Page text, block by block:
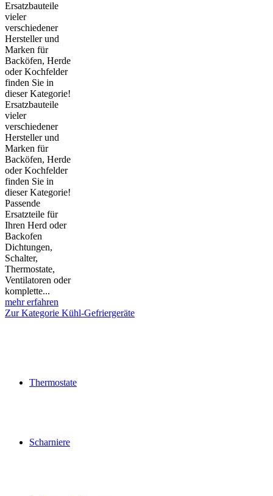
Ersatzbauteile
vieler
verschiedener
Hersteller und
Marken für
Backöfen, Herde
oder Kochfelder
finden Sie in
dieser Kategorie!
Ersatzbauteile
vieler
verschiedener
Hersteller und
Marken für
Backöfen, Herde
oder Kochfelder
finden Sie in
dieser Kategorie!
Passende
Ersatzteile für
Ihren Herd oder
Backofen
Dichtungen,
Schalter,
Thermostate,
Ventilatoren oder
komplette...
mehr erfahren
Zur Kategorie Kühl-Gefriergeräte
Thermostate
Scharniere